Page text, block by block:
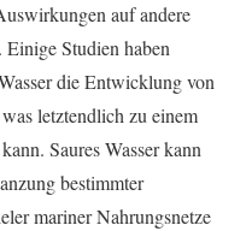
auf andere
Einige Studien haben
die Entwicklung von
letztendlich zu einem
Saures Wasser kann
bestimmter
mariner Nahrungsnetze